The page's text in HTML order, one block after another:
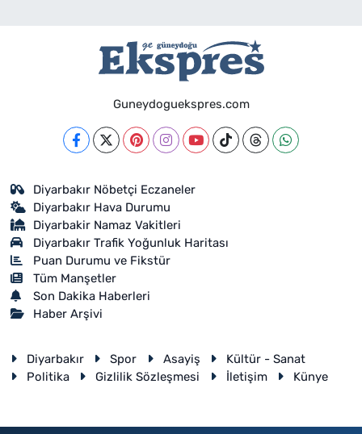
Guneydoguekspres.com
Diyarbakır Nöbetçi Eczaneler
Diyarbakır Hava Durumu
Diyarbakir Namaz Vakitleri
Diyarbakır Trafik Yoğunluk Haritası
Puan Durumu ve Fikstür
Tüm Manşetler
Son Dakika Haberleri
Haber Arşivi
Diyarbakır Spor Asayiş
Kültür - Sanat
Politika
Gizlilik Sözleşmesi İletişim Künye